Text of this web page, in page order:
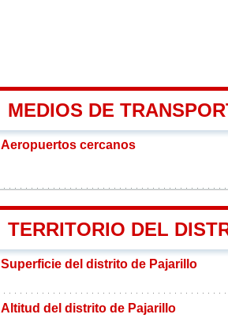
MEDIOS DE
Aeropuertos cercanos
TERRITORIO DEL
Superficie del distrito de Pajarillo
Altitud del distrito de Pajarillo